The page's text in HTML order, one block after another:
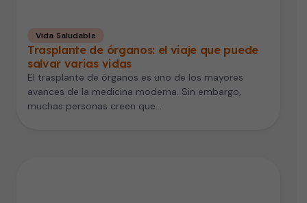
Vida Saludable
Trasplante de órganos: el viaje que puede
salvar varias vidas
El trasplante de órganos es uno de los mayores
avances de la medicina moderna. Sin embargo,
muchas personas creen que…